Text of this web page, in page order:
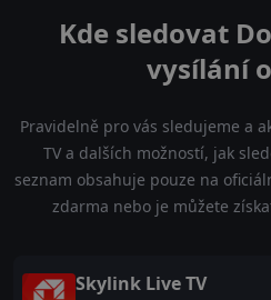
Kde sledovat
vysílání
Pravidelně pro vás sledujeme a
TV a dalších možností, jak
seznam obsahuje pouze na
zdarma nebo je můžete
Skylink Live TV